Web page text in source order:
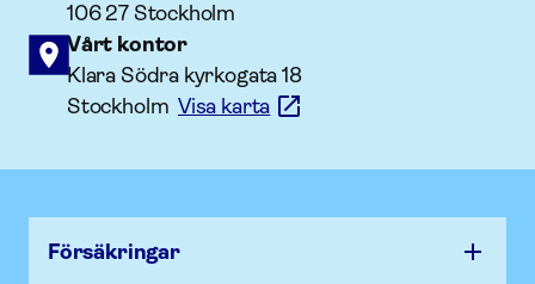
106 27 Stockholm
Vårt kontor
Klara Södra kyrkogata 18
StockholmVisa karta
Försäk­ringar